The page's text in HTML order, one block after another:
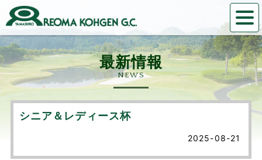
NEWS
シニア＆レディース杯
2025-08-21